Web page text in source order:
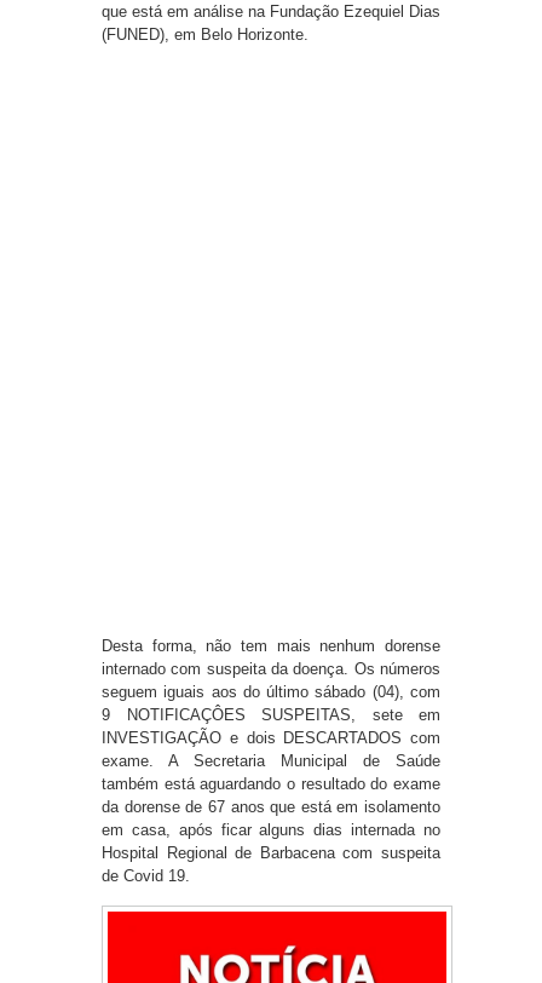
que está em análise na Fundação Ezequiel Dias
(FUNED), em Belo Horizonte.
Desta forma, não tem mais nenhum dorense
internado com suspeita da doença. Os números
seguem iguais aos do último sábado (04), com
9 NOTIFICAÇÔES SUSPEITAS, sete em
INVESTIGAÇÃO e dois DESCARTADOS com
exame. A Secretaria Municipal de Saúde
também está aguardando o resultado do exame
da dorense de 67 anos que está em isolamento
em casa, após ficar alguns dias internada no
Hospital Regional de Barbacena com suspeita
de Covid 19.